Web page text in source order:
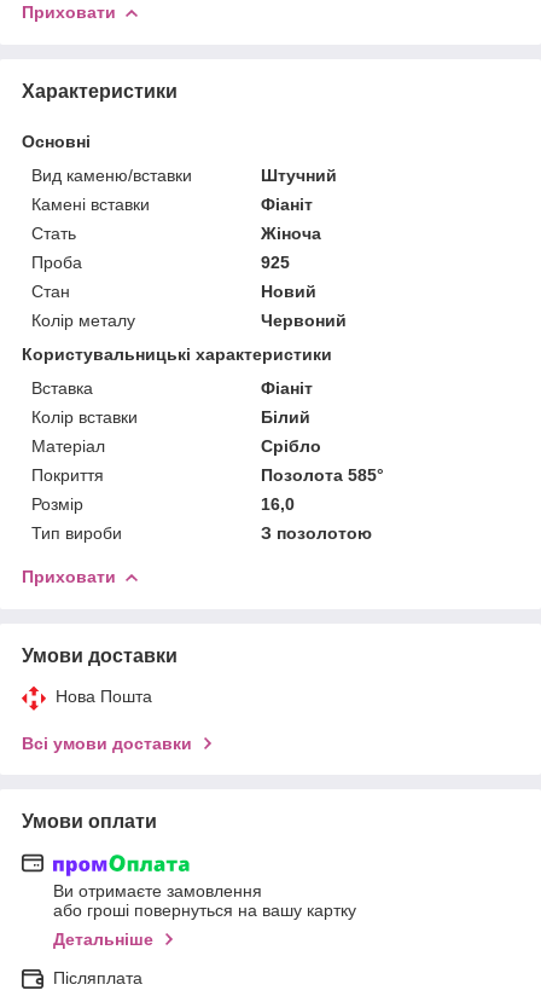
Приховати
Характеристики
Основні
Вид каменю/вставки
Штучний
Камені вставки
Фіаніт
Стать
Жіноча
Проба
925
Стан
Новий
Колір металу
Червоний
Користувальницькі характеристики
Вставка
Фіаніт
Колір вставки
Білий
Матеріал
Срібло
Покриття
Позолота 585°
Розмір
16,0
Тип вироби
З позолотою
Приховати
Умови доставки
Нова Пошта
Всі умови доставки
Умови оплати
Ви отримаєте замовлення
або гроші повернуться на вашу картку
Детальніше
Післяплата